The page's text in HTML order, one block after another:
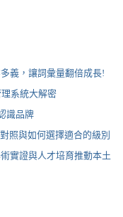
義，讓詞彙量翻倍成長!
系統大解密
識品牌
照與如何選擇適合的級別
實證與人才培育推動本土